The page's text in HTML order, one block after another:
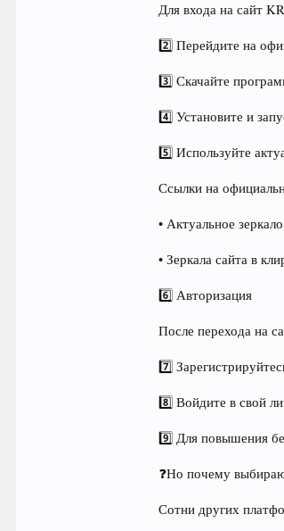
Для входа на сайт
2️⃣ Перейдите на
3️⃣ Скачайте
4️⃣ Установите и
5️⃣ Используйте
Ссылки на
• Актуальное
• Зеркала сайта в
6️⃣ Авторизация
После перехода на
7️⃣
8️⃣ Войдите в свой
9️⃣ Для повышения
❓Но почему
Сотни других